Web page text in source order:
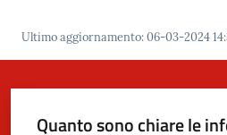
Vivere
Casalfiumanese
Ultimo aggiornamento:06-03-2024
Quanto sono chiare le